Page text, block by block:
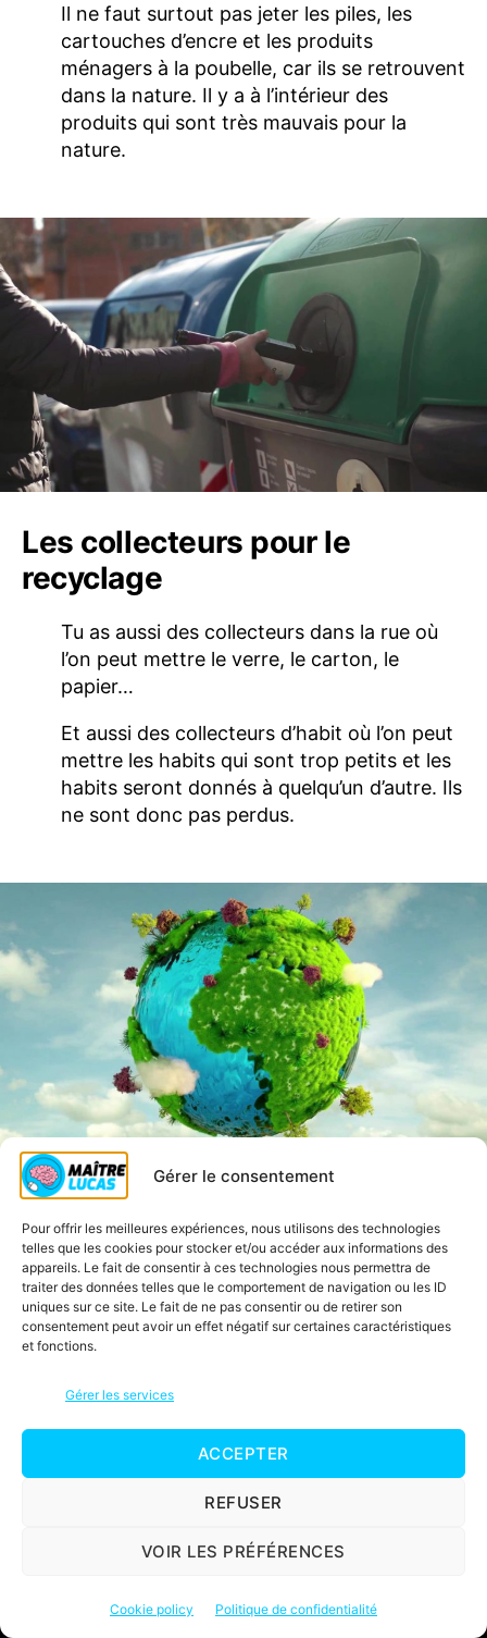
Gérer le consentement
Pour offrir les meilleures expériences, nous utilisons des technologies
telles que les cookies pour stocker et/ou accéder aux informations des
appareils. Le fait de consentir à ces technologies nous permettra de
traiter des données telles que le comportement de navigation ou les ID
uniques sur ce site. Le fait de ne pas consentir ou de retirer son
consentement peut avoir un effet négatif sur certaines caractéristiques
et fonctions.
Gérer les services
ACCEPTER
REFUSER
VOIR LES PRÉFÉRENCES
Cookie policy Politique de confidentialité
Il ne faut surtout pas jeter les piles, les
cartouches d’encre et les produits
ménagers à la poubelle, car ils se retrouvent
dans la nature. Il y a à l’intérieur des
produits qui sont très mauvais pour la
nature.
Les collecteurs pour le
recyclage
Tu as aussi des collecteurs dans la rue où
l’on peut mettre le verre, le carton, le
papier…
Et aussi des collecteurs d’habit où l’on peut
mettre les habits qui sont trop petits et les
habits seront donnés à quelqu’un d’autre. Ils
ne sont donc pas perdus.
Oh lala, mais se complique et pourquoi il
faut faire tout ça ?
Bonne question. Parce que tout ce que l’on
a autour de nous vient de la planète Terre.
On appelle ça des ressources.